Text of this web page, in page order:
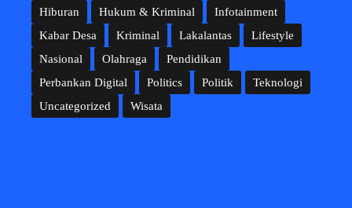
Hiburan
Hukum & Kriminal
Infotainment
Kabar Desa
Kriminal Lakalantas
Lifestyle
Nasional
Olahraga
Pendidikan
Perbankan Digital
Politics Politik
Teknologi
Uncategorized
Wisata